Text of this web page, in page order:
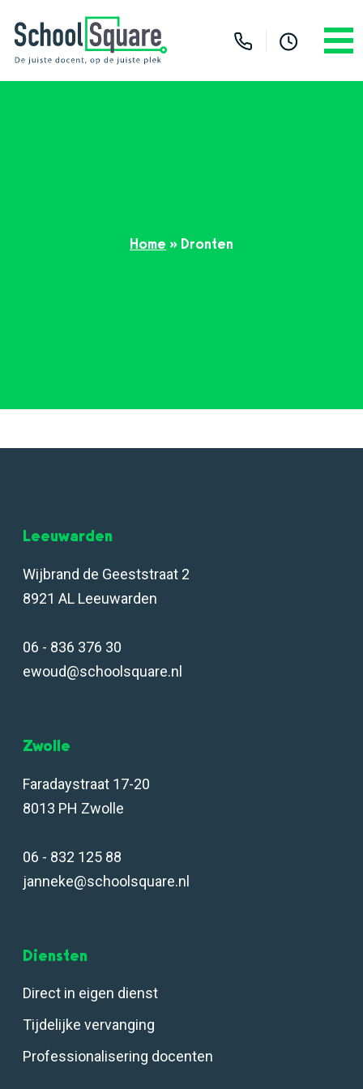
Home » Dronten
Leeuwarden
Wijbrand de Geeststraat 2
8921 AL Leeuwarden
06 - 836 376 30
ewoud@schoolsquare.nl
Zwolle
Faradaystraat 17-20
8013 PH Zwolle
06 - 832 125 88
janneke@schoolsquare.nl
Diensten
Direct in eigen dienst
Tijdelijke vervanging
Professionalisering docenten